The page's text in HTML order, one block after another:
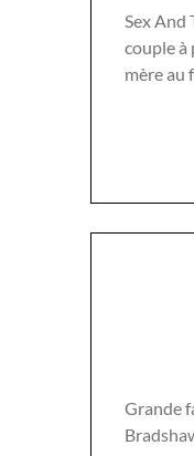
Sex And
couple à
mère au
Grande